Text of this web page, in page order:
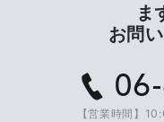
ま
お問
【営業時間】